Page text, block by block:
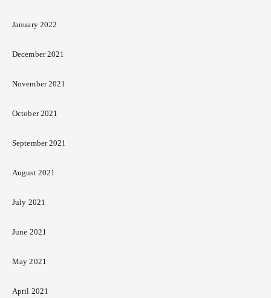
January 2022
December 2021
November 2021
October 2021
September 2021
August 2021
July 2021
June 2021
May 2021
April 2021